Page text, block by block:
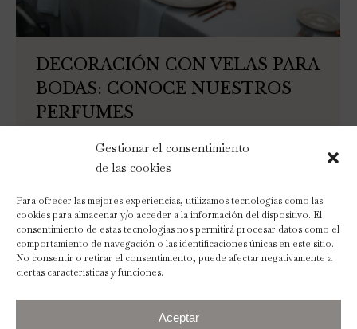
Gestionar el consentimiento
de las cookies
Para ofrecer las mejores experiencias, utilizamos tecnologías como las
cookies para almacenar y/o acceder a la información del dispositivo. El
consentimiento de estas tecnologías nos permitirá procesar datos como el
comportamiento de navegación o las identificaciones únicas en este sitio.
No consentir o retirar el consentimiento, puede afectar negativamente a
ciertas características y funciones.
Aceptar
DECORACIÓN CON VELAS PARA
BODAS: CONOCE NUESTROS
PERFUMES
Decoración con velas para bodas: conoce nuestros
ayudando a alguien a planearla), seguramente ya
sabes que los detalles son los que hacen la
diferencia. Hoy queremos hablarte de un truco
infalible para darle magia a cualquier boda: ¡las velas